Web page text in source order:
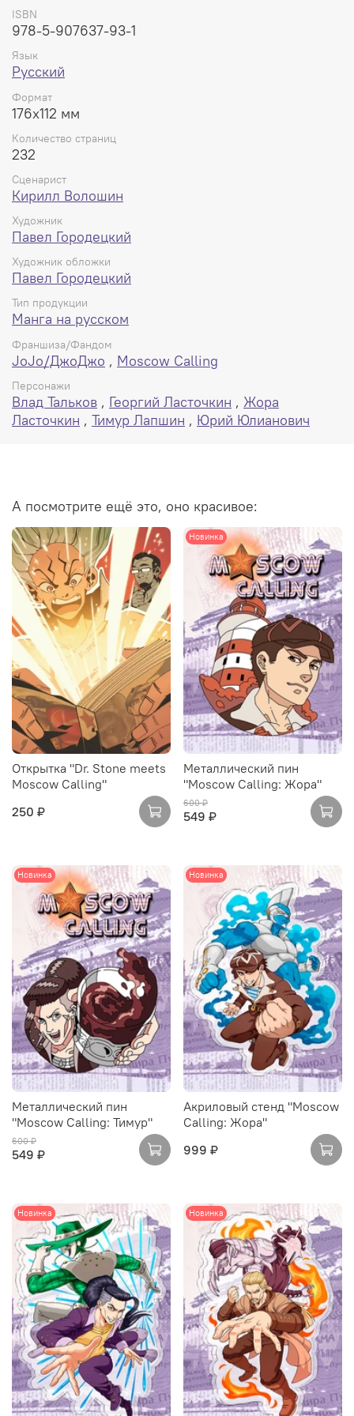
232 страницы, мягкая обложка + суперобложка,
180x120x12 мм.
ISBN
978-5-907637-93-1
Язык
Русский
Формат
176x112 мм
Количество страниц
232
Сценарист
Кирилл Волошин
Художник
Павел Городецкий
Художник обложки
Павел Городецкий
Тип продукции
Манга на русском
Франшиза/Фандом
JoJo/ДжоДжо , Moscow Calling
Персонажи
Влад Тальков , Георгий Ласточкин , Жора
Ласточкин , Тимур Лапшин , Юрий Юлианович
А посмотрите ещё это, оно красивое:
Открытка "Dr. Stone meets
Moscow Calling"
250 ₽
Новинка
Металлический пин
"Moscow Calling: Жора"
600 ₽
549 ₽
Новинка
Металлический пин
"Moscow Calling: Тимур"
600 ₽
549 ₽
Новинка
Акриловый стенд "Moscow
Calling: Жора"
999 ₽
Новинка Новинка